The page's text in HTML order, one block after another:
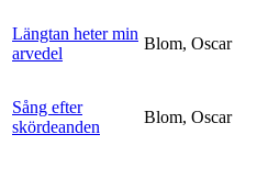
Längtan heter min
arvedel
Blom, Oscar
Sång efter
skördeanden
Blom, Oscar